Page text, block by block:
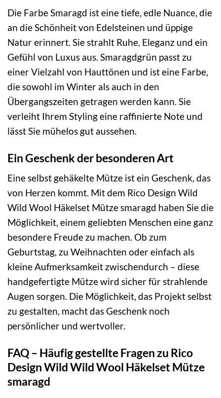
Die Farbe Smaragd ist eine tiefe, edle Nuance, die
an die Schönheit von Edelsteinen und üppige
Natur erinnert. Sie strahlt Ruhe, Eleganz und ein
Gefühl von Luxus aus. Smaragdgrün passt zu
einer Vielzahl von Hauttönen und ist eine Farbe,
die sowohl im Winter als auch in den
Übergangszeiten getragen werden kann. Sie
verleiht Ihrem Styling eine raffinierte Note und
lässt Sie mühelos gut aussehen.
Ein Geschenk der besonderen Art
Eine selbst gehäkelte Mütze ist ein Geschenk, das
von Herzen kommt. Mit dem Rico Design Wild
Wild Wool Häkelset Mütze smaragd haben Sie die
Möglichkeit, einem geliebten Menschen eine ganz
besondere Freude zu machen. Ob zum
Geburtstag, zu Weihnachten oder einfach als
kleine Aufmerksamkeit zwischendurch – diese
handgefertigte Mütze wird sicher für strahlende
Augen sorgen. Die Möglichkeit, das Projekt selbst
zu gestalten, macht das Geschenk noch
persönlicher und wertvoller.
FAQ – Häufig gestellte Fragen zu Rico
Design Wild Wild Wool Häkelset Mütze
smaragd